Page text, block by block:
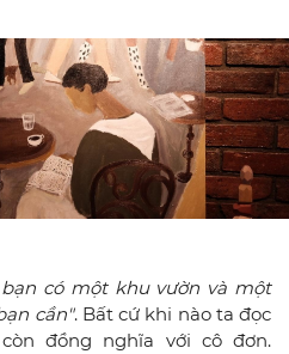
bạn có một khu vườn và một
cần". Bất cứ khi nào ta đọc
đồng nghĩa với cô đơn.